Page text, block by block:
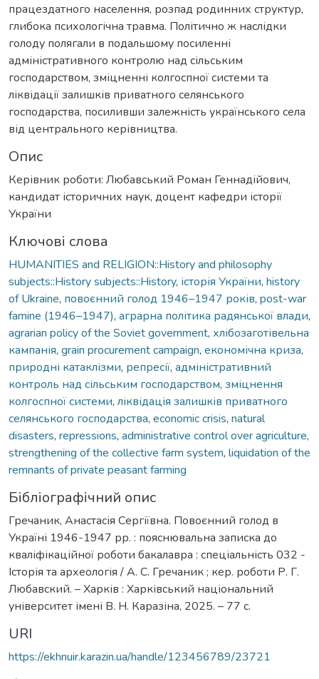
працездатного населення, розпад родинних структур,
глибока психологічна травма. Політично ж наслідки
голоду полягали в подальшому посиленні
адміністративного контролю над сільським
господарством, зміцненні колгоспної системи та
ліквідації залишків приватного селянського
господарства, посиливши залежність українського села
від центрального керівництва.
Опис
Керівник роботи: Любавський Роман Геннадійович,
кандидат історичних наук, доцент кафедри історії
України
Ключові слова
HUMANITIES and RELIGION::History and philosophy
subjects::History subjects::History, історія України, history
of Ukraine, повоєнний голод 1946–1947 років, post-war
famine (1946–1947), аграрна політика радянської влади,
agrarian policy of the Soviet government, хлібозаготівельна
кампанія, grain procurement campaign, економічна криза,
природні катаклізми, репресії, адміністративний
контроль над сільським господарством, зміцнення
колгоспної системи, ліквідація залишків приватного
селянського господарства, economic crisis, natural
disasters, repressions, administrative control over agriculture,
strengthening of the collective farm system, liquidation of the
remnants of private peasant farming
Бібліографічний опис
Гречаник, Анастасія Сергіївна. Повоєнний голод в
Україні 1946-1947 рр. : пояснювальна записка до
кваліфікаційної роботи бакалавра : спеціальність 032 -
Історія та археологія / А. С. Гречаник ; кер. роботи Р. Г.
Любавский. – Харків : Харківський національний
університет імені В. Н. Каразіна, 2025. – 77 с.
URI
https://ekhnuir.karazin.ua/handle/123456789/23721